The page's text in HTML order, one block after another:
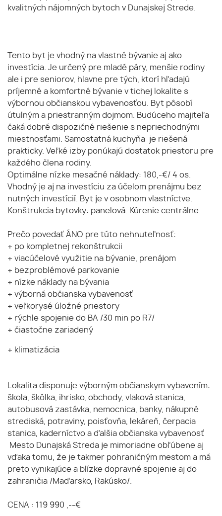
kvalitných nájomných bytoch v Dunajskej Strede.
Tento byt je vhodný na vlastné bývanie aj ako
investícia. Je určený pre mladé páry, menšie rodiny
ale i pre seniorov, hlavne pre tých, ktorí hľadajú
príjemné a komfortné bývanie v tichej lokalite s
výbornou občianskou vybavenosťou. Byt pôsobí
útulným a priestranným dojmom. Budúceho majiteľa
čaká dobré dispozičné riešenie s nepriechodnými
miestnosťami. Samostatná kuchyňa je riešená
prakticky. Veľké izby ponúkajú dostatok priestoru pre
každého člena rodiny.
Optimálne nízke mesačné náklady: 180,-€/ 4 os.
Vhodný je aj na investíciu za účelom prenájmu bez
nutných investícií. Byt je v osobnom vlastníctve.
Konštrukcia bytovky: panelová. Kúrenie centrálne.
Prečo povedať ÁNO pre túto nehnuteľnosť:
+ po kompletnej rekonštrukcii
+ viacúčelové využitie na bývanie, prenájom
+ bezproblémové parkovanie
+ nízke náklady na bývania
+ výborná občianska vybavenosť
+ veľkorysé úložné priestory
+ rýchle spojenie do BA /30 min po R7/
+ čiastočne zariadený
+ klimatizácia
Lokalita disponuje výborným občianskym vybavením:
škola, škôlka, ihrisko, obchody, vlaková stanica,
autobusová zastávka, nemocnica, banky, nákupné
strediská, potraviny, poisťovňa, lekáreň, čerpacia
stanica, kaderníctvo a ďalšia občianska vybavenosť
Mesto Dunajská Streda je mimoriadne obľúbene aj
vďaka tomu, že je takmer pohraničným mestom a má
preto vynikajúce a blízke dopravné spojenie aj do
zahraničia /Maďarsko, Rakúsko/.
CENA : 119 990 ,--€